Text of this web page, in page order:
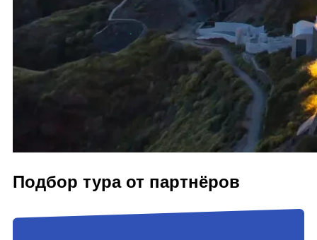
Подбор тура от партнёров